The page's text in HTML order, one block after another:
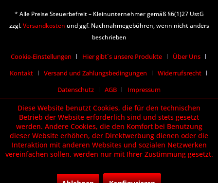
* Alle Preise Steuerbefreit – Kleinunternehmer gemäß §6(1)27 UstG
zzgl.Versandkosten und ggf. Nachnahmegebühren, wenn nicht anders
beschrieben
Cookie-Einstellungen Hier gibt´s unsere Produkte
Über Uns
Kontakt
Versand und Zahlungsbedingungen
Widerrufsrecht
Datenschutz
AGB Impressum
Diese Website benutzt Cookies, die für den technischen
Betrieb der Website erforderlich sind und stets gesetzt
werden. Andere Cookies, die den Komfort bei Benutzung
dieser Website erhöhen, der Direktwerbung dienen oder die
Interaktion mit anderen Websites und sozialen Netzwerken
vereinfachen sollen, werden nur mit Ihrer Zustimmung gesetzt.